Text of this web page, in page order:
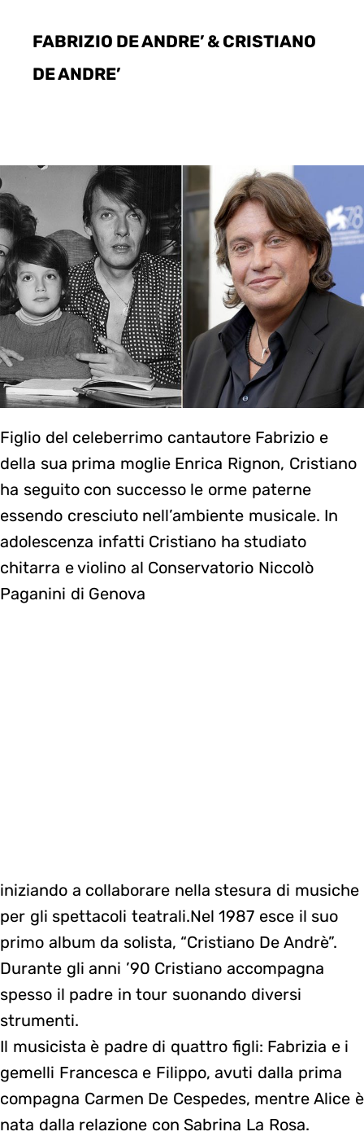
FABRIZIO DE ANDRE’ & CRISTIANO
DE ANDRE’
Figlio del celeberrimo cantautore Fabrizio e
della sua prima moglie Enrica Rignon, Cristiano
ha seguito con successo le orme paterne
essendo cresciuto nell’ambiente musicale. In
adolescenza infatti Cristiano ha studiato
chitarra e violino al Conservatorio Niccolò
Paganini di Genova
iniziando a collaborare nella stesura di musiche
per gli spettacoli teatrali.Nel 1987 esce il suo
primo album da solista, “Cristiano De Andrè”.
Durante gli anni ’90 Cristiano accompagna
spesso il padre in tour suonando diversi
strumenti.
Il musicista è padre di quattro figli: Fabrizia e i
gemelli Francesca e Filippo, avuti dalla prima
compagna Carmen De Cespedes, mentre Alice è
nata dalla relazione con Sabrina La Rosa.